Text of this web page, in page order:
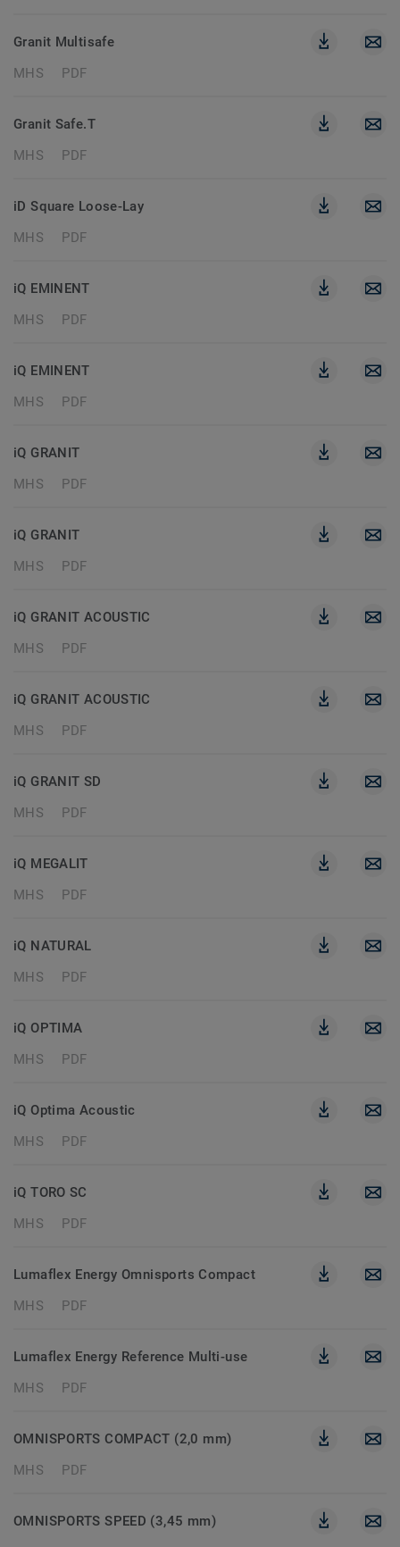
Granit Multisafe
MHS
PDF
Granit Safe.T
MHS
PDF
iD Square Loose-Lay
MHS
PDF
iQ EMINENT
MHS
PDF
iQ EMINENT
MHS
PDF
iQ GRANIT
MHS
PDF
iQ GRANIT
MHS
PDF
iQ GRANIT ACOUSTIC
MHS
PDF
iQ GRANIT ACOUSTIC
MHS
PDF
iQ GRANIT SD
MHS
PDF
iQ MEGALIT
MHS
PDF
iQ NATURAL
MHS
PDF
iQ OPTIMA
MHS
PDF
iQ Optima Acoustic
MHS
PDF
iQ TORO SC
MHS
PDF
Lumaflex Energy Omnisports Compact
MHS
PDF
Lumaflex Energy Reference Multi-use
MHS
PDF
OMNISPORTS COMPACT (2,0 mm)
MHS
PDF
OMNISPORTS SPEED (3,45 mm)